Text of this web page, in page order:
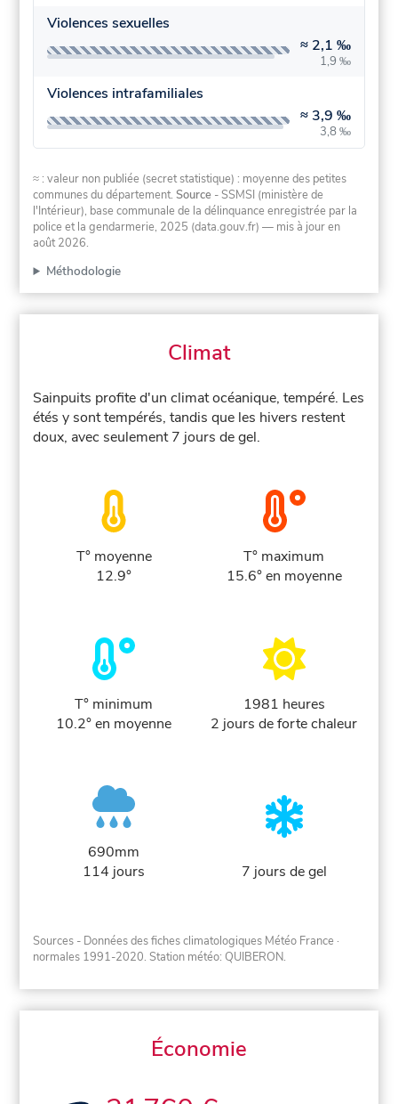
Violences sexuelles
≈ 2,1 ‰
1,9 ‰
Violences intrafamiliales
≈ 3,9 ‰
3,8 ‰
≈ : valeur non publiée (secret statistique) : moyenne des petites
communes du département.Source - SSMSI (ministère de
l'Intérieur), base communale de la délinquance enregistrée par la
police et la gendarmerie, 2025 (data.gouv.fr) — mis à jour en
août 2026.
Méthodologie
Climat
Sainpuits profite d'un climat océanique, tempéré. Les
étés y sont tempérés, tandis que les hivers restent
doux, avec seulement 7 jours de gel.
T° moyenne
12.9°
T° maximum
15.6° en moyenne
T° minimum
10.2° en moyenne
1981 heures
2 jours de forte chaleur
690mm
114 jours
7 jours de gel
Sources - Données des fiches climatologiques Météo France ·
normales 1991-2020. Station météo: QUIBERON.
Économie